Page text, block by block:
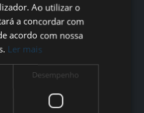
Ao utilizar o
a concordar com
acordo com nossa
Ler mais
Desempenho